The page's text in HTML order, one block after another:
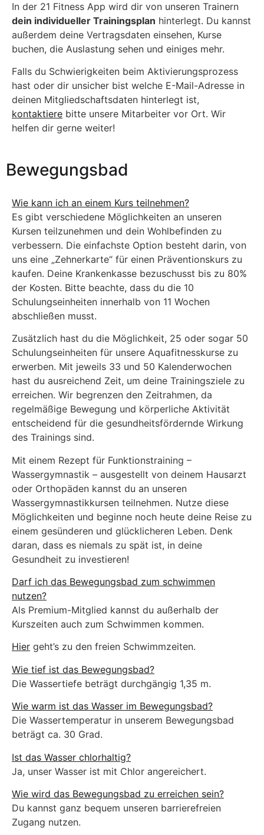
In der 21 Fitness App wird dir von unseren Trainern
dein individueller Trainingsplan hinterlegt. Du kannst
außerdem deine Vertragsdaten einsehen, Kurse
buchen, die Auslastung sehen und einiges mehr.
Falls du Schwierigkeiten beim Aktivierungsprozess
hast oder dir unsicher bist welche E-Mail-Adresse in
deinen Mitgliedschaftsdaten hinterlegt ist,
kontaktiere bitte unsere Mitarbeiter vor Ort. Wir
helfen dir gerne weiter!
Bewegungsbad
Wie kann ich an einem Kurs teilnehmen?
Es gibt verschiedene Möglichkeiten an unseren
Kursen teilzunehmen und dein Wohlbefinden zu
verbessern. Die einfachste Option besteht darin, von
uns eine „Zehnerkarte“ für einen Präventionskurs zu
kaufen. Deine Krankenkasse bezuschusst bis zu 80%
der Kosten. Bitte beachte, dass du die 10
Schulungseinheiten innerhalb von 11 Wochen
abschließen musst.
Zusätzlich hast du die Möglichkeit, 25 oder sogar 50
Schulungseinheiten für unsere Aquafitnesskurse zu
erwerben. Mit jeweils 33 und 50 Kalenderwochen
hast du ausreichend Zeit, um deine Trainingsziele zu
erreichen. Wir begrenzen den Zeitrahmen, da
regelmäßige Bewegung und körperliche Aktivität
entscheidend für die gesundheitsfördernde Wirkung
des Trainings sind.
Mit einem Rezept für Funktionstraining –
Wassergymnastik – ausgestellt von deinem Hausarzt
oder Orthopäden kannst du an unseren
Wassergymnastikkursen teilnehmen. Nutze diese
Möglichkeiten und beginne noch heute deine Reise zu
einem gesünderen und glücklicheren Leben. Denk
daran, dass es niemals zu spät ist, in deine
Gesundheit zu investieren!
Darf ich das Bewegungsbad zum schwimmen
nutzen?
Als Premium-Mitglied kannst du außerhalb der
Kurszeiten auch zum Schwimmen kommen.
Hier geht’s zu den freien Schwimmzeiten.
Wie tief ist das Bewegungsbad?
Die Wassertiefe beträgt durchgängig 1,35 m.
Wie warm ist das Wasser im Bewegungsbad?
Die Wassertemperatur in unserem Bewegungsbad
beträgt ca. 30 Grad.
Ist das Wasser chlorhaltig?
Ja, unser Wasser ist mit Chlor angereichert.
Wie wird das Bewegungsbad zu erreichen sein?
Du kannst ganz bequem unseren barrierefreien
Zugang nutzen.